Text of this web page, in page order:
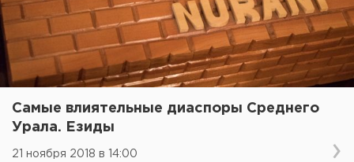
Самые влиятельные диаспоры Среднего
Урала. Езиды
21 ноября 2018 в 14:00